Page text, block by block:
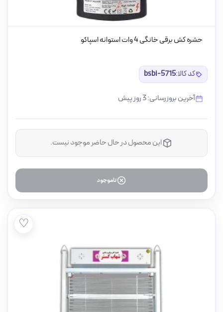
حشره کش برقی خانگی 4 وات استوانه اسپاکو
کد کالا:bsbi-5715
آخرین بروزرسانی: 3 روز پیش
این محصول در حال حاضر موجود نیست.
ناموجود
♡